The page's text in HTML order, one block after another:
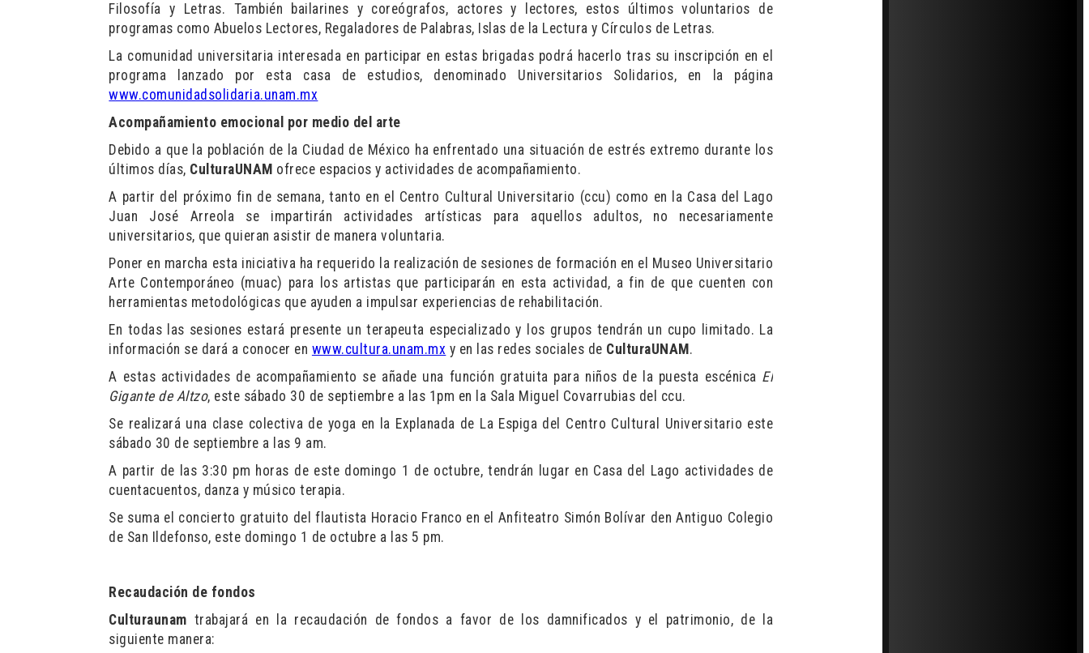
Filosofía y Letras. También bailarines y coreógrafos, actores y lectores, estos últimos voluntarios de
programas como Abuelos Lectores, Regaladores de Palabras, Islas de la Lectura y Círculos de Letras.
La comunidad universitaria interesada en participar en estas brigadas podrá hacerlo tras su inscripción en el
programa lanzado por esta casa de estudios, denominado Universitarios Solidarios, en la página
www.comunidadsolidaria.unam.mx
Acompañamiento emocional por medio del arte
Debido a que la población de la Ciudad de México ha enfrentado una situación de estrés extremo durante los
últimos días, CulturaUNAM ofrece espacios y actividades de acompañamiento.
A partir del próximo fin de semana, tanto en el Centro Cultural Universitario (ccu) como en la Casa del Lago
Juan José Arreola se impartirán actividades artísticas para aquellos adultos, no necesariamente
universitarios, que quieran asistir de manera voluntaria.
Poner en marcha esta iniciativa ha requerido la realización de sesiones de formación en el Museo Universitario
Arte Contemporáneo (muac) para los artistas que participarán en esta actividad, a fin de que cuenten con
herramientas metodológicas que ayuden a impulsar experiencias de rehabilitación.
En todas las sesiones estará presente un terapeuta especializado y los grupos tendrán un cupo limitado. La
información se dará a conocer en www.cultura.unam.mx y en las redes sociales de CulturaUNAM .
A estas actividades de acompañamiento se añade una función gratuita para niños de la puesta escénica El
Gigante de Altzo, este sábado 30 de septiembre a las 1pm en la Sala Miguel Covarrubias del ccu.
Se realizará una clase colectiva de yoga en la Explanada de La Espiga del Centro Cultural Universitario este
sábado 30 de septiembre a las 9 am.
A partir de las 3:30 pm horas de este domingo 1 de octubre, tendrán lugar en Casa del Lago actividades de
cuentacuentos, danza y músico terapia.
Se suma el concierto gratuito del flautista Horacio Franco en el Anfiteatro Simón Bolívar den Antiguo Colegio
de San Ildefonso, este domingo 1 de octubre a las 5 pm.
Recaudación de fondos
Culturaunam trabajará en la recaudación de fondos a favor de los damnificados y el patrimonio, de la
siguiente manera: